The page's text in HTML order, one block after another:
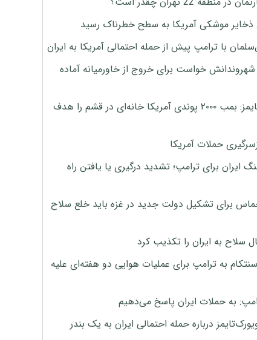
موشکی آمریکا به سطح خطرناک رسید
با ترامپ پیش از حمله احتمالی آمریکا به ایران
شهروندانش خواست برای خروج از خاورمیانه آماده
نیویورک‌تایمز: بمب ۲۰۰۰ پوندی آمریکا خانه‌ای در قشم را هدف
حملات آمریکا
ایران برای ترامپ؛ تشدید درگیری یا یافتن راه
برای تشکیل دولت جدید در غزه باید خلع سلاح
سلاح به ایران را تکذیب کرد
به ترامپ برای عملیات هوایی دو هفته‌ای علیه
به حملات ایران پاسخ می‌دهیم
درباره حمله احتمالی ایران به یک بندر